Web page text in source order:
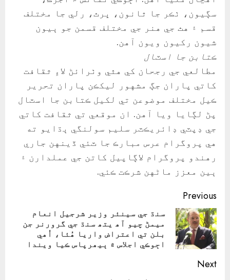
سڳيون، ٺڪر جا ٿانون، ڀرٿ، رلي جا مختلف
قسم ۽ هٿ جي هنر جي مختلف قسمن جو ٻيون
شيون رکيون ويون آهن.
ڪتابن جا اسٽال
مطالعي جي رجحان کي هٿي وٺرائڻ لاءِ ثقافت
کاتي پاران جڳ مشهور ليکڪن پاران تحرير
ڪيل مختلف موضوعن تي لکيل ڪتابن جا اسٽال
پڻ لڳايا ويا آهن. ان موقعي تي ثقافت کاتي
جي ڊپٽي ڊائريڪٽر سليم سولنگي ٻڌايو ته
هي پروگرام عرس مبارڪ جا ٽئي ڏينهن جاري
رهندو پروگرام لاڳاپيل کاتن جي عملدارن ۽
ٻين معزز ماڻهن شرڪت ڪئي.
Continue
Reading
Previous
سنڌ جي سينئر وزير شرجيل انعام
ميمڻ چيو آھ يتھ سنڌ جي گرورنر جن
بلن تي اعتراض واريا ھُئا، اُھي
اڄوڪي اجلاس ۾ ٻيھرپاس ڪيا ويندا
Next